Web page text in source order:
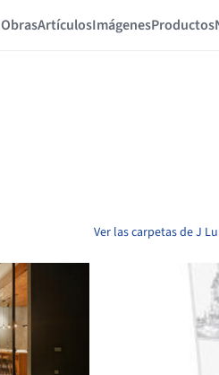
ObrasArtículosImágenesProductos
Ver las carpetas de J